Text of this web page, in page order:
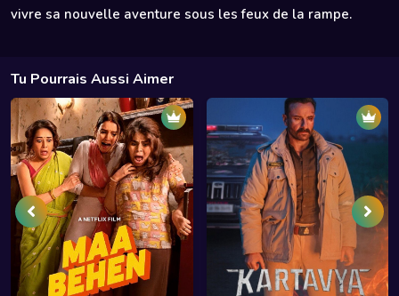
vivre sa nouvelle aventure sous les feux de la rampe.
Tu Pourrais Aussi Aimer